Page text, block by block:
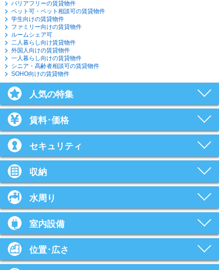
バリアフリーの賃貸物件
ペット可・ペット相談可の賃貸物件
学生向けの賃貸物件
ファミリー向けの賃貸物件
ルームシェア可
二人暮らし向け賃貸物件
外国人向けの賃貸物件
一人暮らし向けの賃貸物件
シニア・高齢者相談可の賃貸物件
SOHO向けの賃貸物件
人気の特集
賃料･価格
セキュリティ
収納
水周り
室内設備
位置･広さ